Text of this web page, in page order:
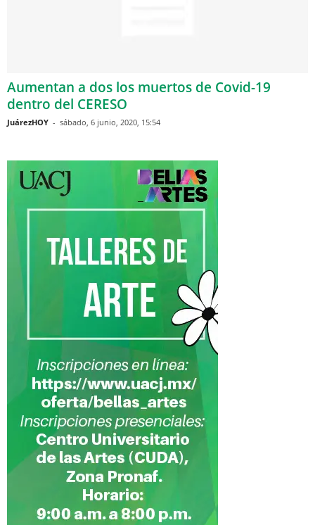
Aumentan a dos los muertos de Covid-19
dentro del CERESO
JuárezHOY - sábado, 6 junio, 2020, 15:54